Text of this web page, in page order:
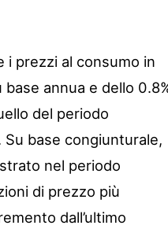
i prezzi al consumo in
annua e dello
del periodo
base congiunturale,
nel periodo
di prezzo più
dall’ultimo